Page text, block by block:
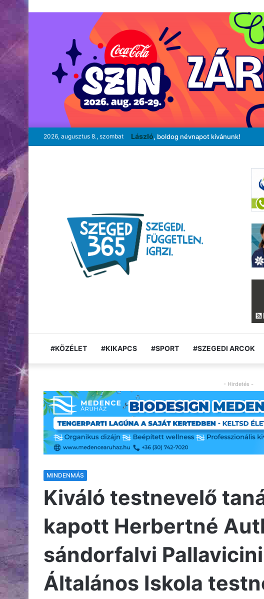
2026, augusztus 8., szombat László, boldog névnapot kívánunk!
#KÖZÉLET #KIKAPCS #SPORT #SZEGEDI ARCOK
- Hirdetés -
MINDENMÁS
Kiváló testnevelő
kapott Herbertné
sándorfalvi
Általános Iskola